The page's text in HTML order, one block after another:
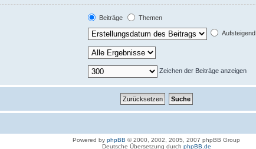
Beiträge
Themen
Aufsteigend
Zeichen der Beiträge anzeigen
Powered by phpBB © 2000, 2002, 2005, 2007 phpBB Group
Deutsche Übersetzung durch phpBB.de